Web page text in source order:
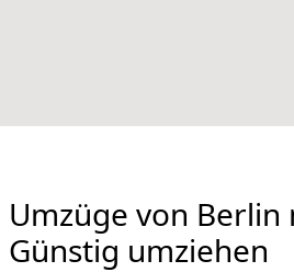
Umzüge von
Günstig umziehen